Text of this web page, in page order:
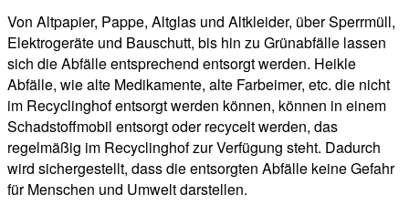
Von Altpapier, Pappe, Altglas und Altkleider, über Sperrmüll,
Elektrogeräte und Bauschutt, bis hin zu Grünabfälle lassen
sich die Abfälle entsprechend entsorgt werden. Heikle
Abfälle, wie alte Medikamente, alte Farbeimer, etc. die nicht
im Recyclinghof entsorgt werden können, können in einem
Schadstoffmobil entsorgt oder recycelt werden, das
regelmäßig im Recyclinghof zur Verfügung steht. Dadurch
wird sichergestellt, dass die entsorgten Abfälle keine Gefahr
für Menschen und Umwelt darstellen.